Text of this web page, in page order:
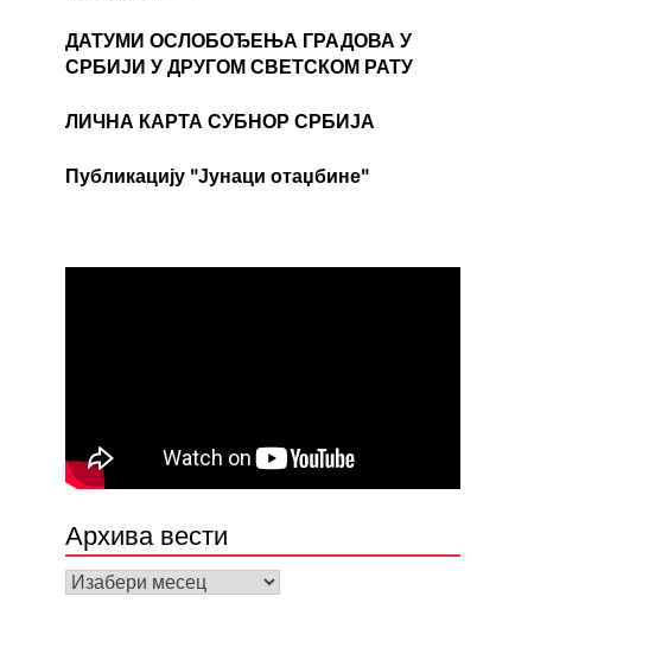
ДАТУМИ ОСЛОБОЂЕЊА ГРАДОВА У
СРБИЈИ У ДРУГОМ СВЕТСКОМ РАТУ
ЛИЧНА КАРТА СУБНОР СРБИЈА
Публикацију "Јунаци отаџбине"
Архива вести
Архива